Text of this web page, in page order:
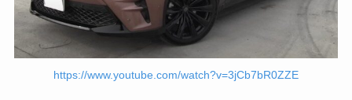
https://www.youtube.com/watch?v=3jCb7bR0ZZE